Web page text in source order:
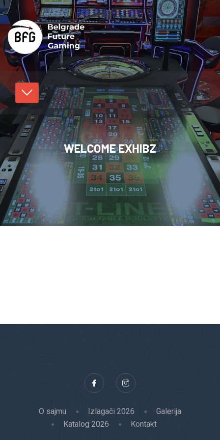
WELCOME EXHIBZ
O sajmu Izlagači 2026
Galerija
Katalog 2026
Kontakt